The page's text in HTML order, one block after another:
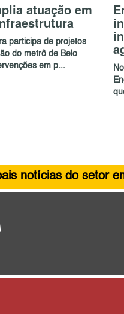
atuação em
participa de projetos
do metrô de Belo
em p...
notícias do setor